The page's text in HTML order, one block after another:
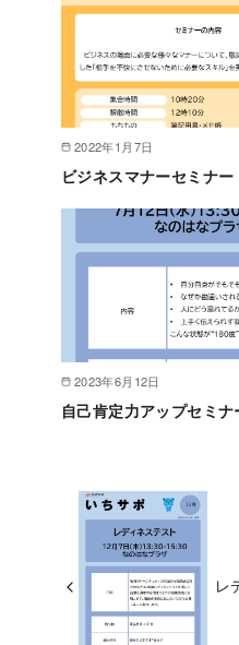
2022年1月7日
ビジネスマナーセミナー
2023年6月12日
自己肯定力アップセミナ
レ